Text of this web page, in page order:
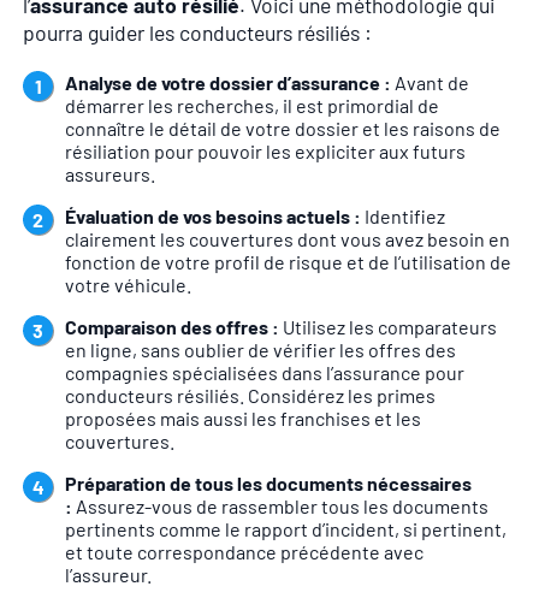
l’assurance auto résilié. Voici une méthodologie qui
pourra guider les conducteurs résiliés :
Analyse de votre dossier d’assurance : Avant de
démarrer les recherches, il est primordial de
connaître le détail de votre dossier et les raisons de
résiliation pour pouvoir les expliciter aux futurs
assureurs.
Évaluation de vos besoins actuels : Identifiez
clairement les couvertures dont vous avez besoin en
fonction de votre profil de risque et de l’utilisation de
votre véhicule.
Comparaison des offres : Utilisez les comparateurs
en ligne, sans oublier de vérifier les offres des
compagnies spécialisées dans l’assurance pour
conducteurs résiliés. Considérez les primes
proposées mais aussi les franchises et les
couvertures.
Préparation de tous les documents nécessaires
: Assurez-vous de rassembler tous les documents
pertinents comme le rapport d’incident, si pertinent,
et toute correspondance précédente avec
l’assureur.